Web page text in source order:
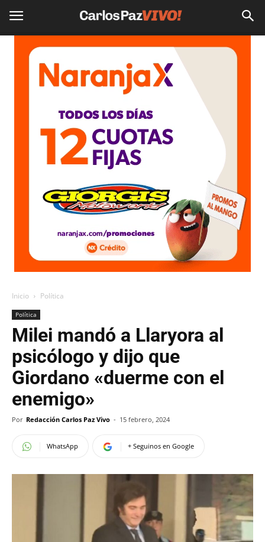
Inicio Política
Política
Milei mandó a Llaryora al
psicólogo y dijo que
Giordano «duerme con el
enemigo»
Por Redacción Carlos Paz Vivo - 15 febrero, 2024
WhatsApp + Seguinos en Google